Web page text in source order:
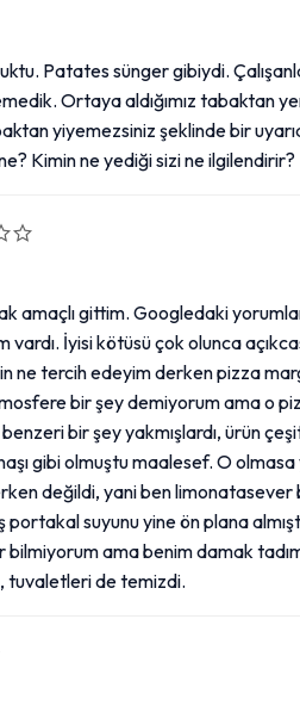
Patates sünger gibiydi.
Ortaya aldığımız tabaktan
yiyemezsiniz şeklinde bir
Kimin ne yediği sizi ne ilgilendirir?
amaçlı gittim. Googledaki
vardı. İyisi kötüsü çok olunca
ne tercih edeyim derken pizza
bir şey demiyorum ama o
bir şey yakmışlardı, ürün
gibi olmuştu maalesef. O
değildi, yani ben
portakal suyunu yine ön plana
ama benim damak
tuvaletleri de temizdi.